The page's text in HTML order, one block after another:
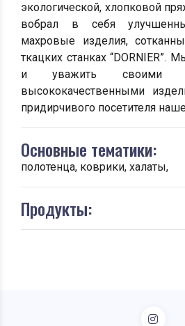
экологической, хлопковой
вобрал в себя
махровые изделия,
ткацких станках “DORNIER”.
и уважить своими
высококачественными
придирчивого посетителя
Основные тематики:
полотенца, коврики, халаты,
Продукты: